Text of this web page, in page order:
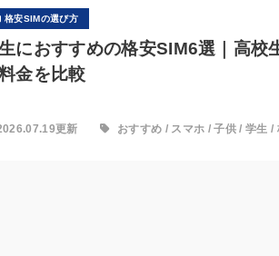
格安SIMの選び方
におすすめの格安SIM6選｜高校
金を比較
更新 おすすめ / スマホ /子供/ 学生 /